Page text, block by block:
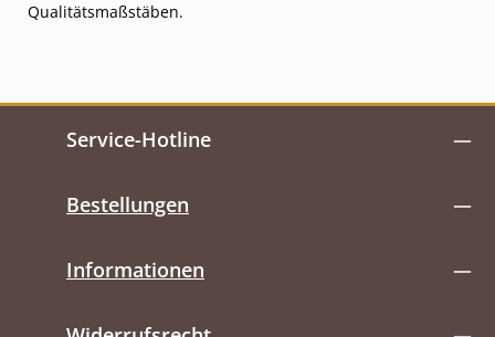
Qualitätsmaßstäben.
Service-Hotline
Bestellungen
Informationen